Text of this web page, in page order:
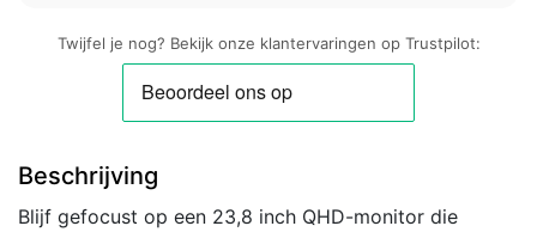
Twijfel je nog? Bekijk onze klantervaringen op Trustpilot:
Beschrijving
Blijf gefocust op een 23,8 inch QHD-monitor die